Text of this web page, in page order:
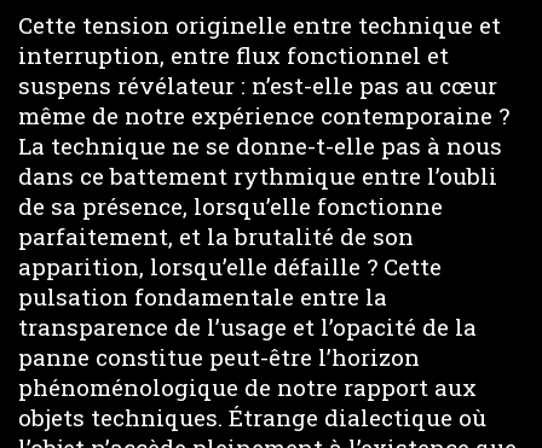
Cette tension originelle entre technique et
interruption, entre flux fonctionnel et
suspens révélateur : n’est-elle pas au cœur
même de notre expérience contemporaine ?
La technique ne se donne-t-elle pas à nous
dans ce battement rythmique entre l’oubli
de sa présence, lorsqu’elle fonctionne
parfaitement, et la brutalité de son
apparition, lorsqu’elle défaille ? Cette
pulsation fondamentale entre la
transparence de l’usage et l’opacité de la
panne constitue peut-être l’horizon
phénoménologique de notre rapport aux
objets techniques. Étrange dialectique où